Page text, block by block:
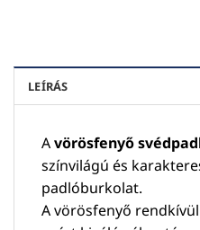
LEÍRÁS
Avörösfenyő
színvilágú és
padlóburkolat.
A vörösfenyő rendkívül